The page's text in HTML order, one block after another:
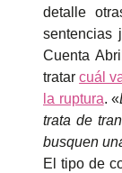
detalle
sentencias
Cuenta
tratarcuál
la ruptura. «
trata de
busquen
El tipo de